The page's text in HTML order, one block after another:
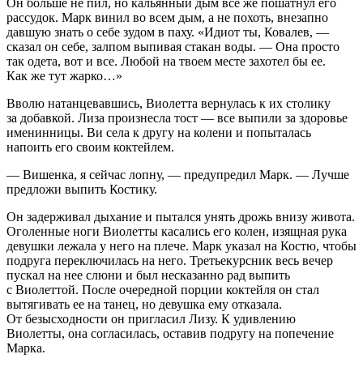
рассудок. Марк винил во всем дым, а не похоть, внезапно
давшую знать о себе зудом в паху. «Идиот ты, Ковалев, —
сказал он себе, залпом выпивая стакан воды. — Она просто
так одета, вот и все. Любой на твоем месте захотел бы ее.
Как же тут жарко…»
Вволю натанцевавшись, Виолетта вернулась к их столику
за добавкой. Лиза произнесла тост — все выпили за здоровье
именинницы. Ви села к другу на колени и попыталась
напоить его своим коктейлем.
— Вишенка, я сейчас лопну, — предупредил Марк. — Лучше
предложи выпить Костику.
Он задерживал дыхание и пытался унять дрожь внизу живота.
Оголенные ноги Виолетты касались его колен, изящная рука
девушки лежала у него на плече. Марк указал на Костю, чтобы
подруга переключилась на него. Третьекурсник весь вечер
пускал на нее слюни и был несказанно рад выпить
с Виолеттой. После очередной порции коктейля он стал
вытягивать ее на танец, но девушка ему отказала.
От безысходности он пригласил Лизу. К удивлению
Виолетты, она согласилась, оставив подругу на попечение
Марка.